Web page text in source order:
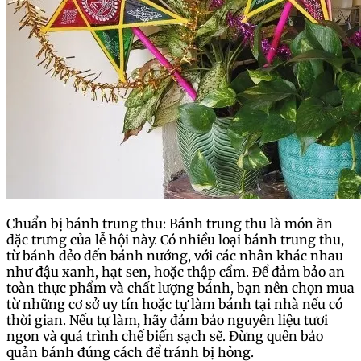
Chuẩn bị bánh trung thu: Bánh trung thu là món ăn
đặc trưng của lễ hội này. Có nhiều loại bánh trung thu,
từ bánh dẻo đến bánh nướng, với các nhân khác nhau
như đậu xanh, hạt sen, hoặc thập cẩm. Để đảm bảo an
toàn thực phẩm và chất lượng bánh, bạn nên chọn mua
từ những cơ sở uy tín hoặc tự làm bánh tại nhà nếu có
thời gian. Nếu tự làm, hãy đảm bảo nguyên liệu tươi
ngon và quá trình chế biến sạch sẽ. Đừng quên bảo
quản bánh đúng cách để tránh bị hỏng.